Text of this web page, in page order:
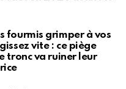
fourmis grimper à vos
vite : ce piège
tronc va ruiner leur